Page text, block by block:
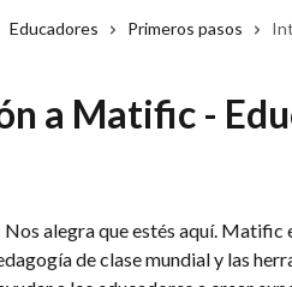
Educadores Primeros pasos
a Matific -
alegra que estés aquí. Matific
de clase mundial y las